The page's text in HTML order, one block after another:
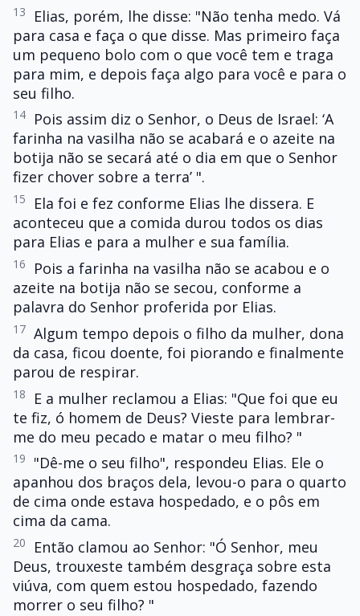
13
Elias, porém, lhe disse: "Não tenha medo. Vá
para casa e faça o que disse. Mas primeiro faça
um pequeno bolo com o que você tem e traga
para mim, e depois faça algo para você e para o
seu filho.
14
Pois assim diz o Senhor, o Deus de Israel: ‘A
farinha na vasilha não se acabará e o azeite na
botija não se secará até o dia em que o Senhor
fizer chover sobre a terra’ ".
15
Ela foi e fez conforme Elias lhe dissera. E
aconteceu que a comida durou todos os dias
para Elias e para a mulher e sua família.
16
Pois a farinha na vasilha não se acabou e o
azeite na botija não se secou, conforme a
palavra do Senhor proferida por Elias.
17 Algum tempo depois o filho da mulher, dona
da casa, ficou doente, foi piorando e finalmente
parou de respirar.
18
E a mulher reclamou a Elias: "Que foi que eu
te fiz, ó homem de Deus? Vieste para lembrar-
me do meu pecado e matar o meu filho? "
19
"Dê-me o seu filho", respondeu Elias. Ele o
apanhou dos braços dela, levou-o para o quarto
de cima onde estava hospedado, e o pôs em
cima da cama.
20
Então clamou ao Senhor: "Ó Senhor, meu
Deus, trouxeste também desgraça sobre esta
viúva, com quem estou hospedado, fazendo
morrer o seu filho? "